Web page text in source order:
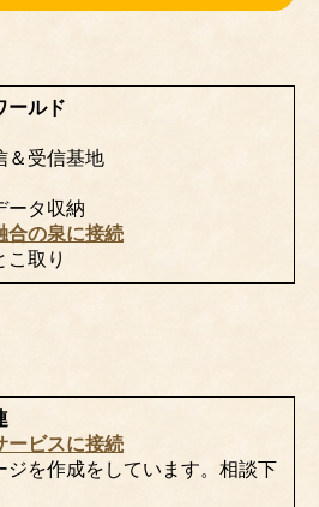
ールド
＆受信基地
ータ収納
合の泉に接続
こ取り
ービスに接続
を作成をしています。相談下